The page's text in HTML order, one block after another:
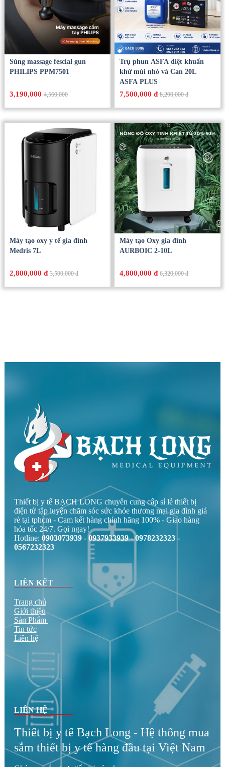
Súng massage fescial gun
PHILIPS PPM7501
3,190,0004,560,000
Trụ phun ASFA diệt khuẩn
khử mùi nhỏ và Can 20L
ASFA PLUS
7,500,000 đ 8,200,000 đ
Máy tạo oxy y tế gia đình
Medris 7L
2,800,000 đ 3,500,000 đ
Máy tạo Oxy gia đình
AURBOIC 2-10L
4,800,000 đ 6,320,000 đ
Thiết bị y tế BẠCH LONG chuyên cung cấp sỉ lẻ thiết bị
điện tử tập luyện chăm sóc sức khỏe thương mại gia đình giá
rẻ tại tphcm - Cam kết hàng chính hãng 100% - Giao hàng
hỏa tốc 24/7. Gọi ngay!
Hotline: 0903073939 - 0937933939 - 0978232323 -
0567232323
LIÊN KẾT
Trang chủ
Giới thiệu
Sản Phẩm
Tin tức
Liên hệ
LIÊN HỆ
Thiết bị y tế Bạch Long - Hệ thống mua
sắm thiết bị y tế hàng đầu tại Việt Nam